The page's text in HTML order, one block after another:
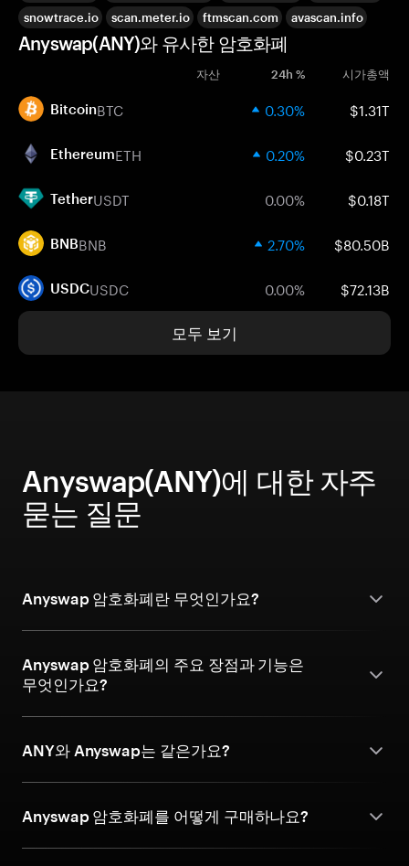
snowtrace.io
scan.meter.io ftmscan.com avascan.info
Anyswap(ANY)와 유사한 암호화폐
자산 24h % 시가총액
BitcoinBTC 0.30% $1.31T
EthereumETH 0.20% $0.23T
TetherUSDT 0.00% $0.18T
BNBBNB 2.70% $80.50B
USDCUSDC 0.00% $72.13B
모두 보기
Anyswap(ANY)에 대한 자주
묻는 질문
Anyswap 암호화폐란 무엇인가요?
Anyswap 암호화폐의 주요 장점과 기능은
무엇인가요?
ANY와 Anyswap는 같은가요?
Anyswap 암호화폐를 어떻게 구매하나요?